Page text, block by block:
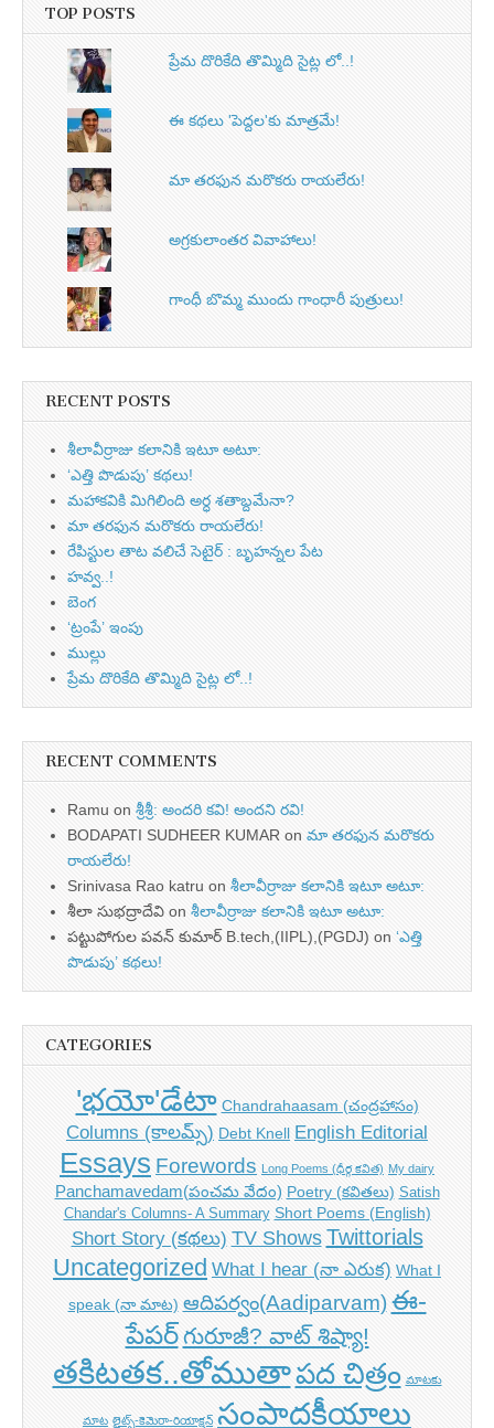
TOP POSTS
ప్రేమ దొరికేది తొమ్మిది సైట్ల లో..!
ఈ కథలు 'పెద్దల'కు మాత్రమే!
మా తరఫున మరొకరు రాయలేరు!
అగ్రకులాంతర వివాహాలు!
గాంధీ బొమ్మ ముందు గాంధారీ పుత్రులు!
RECENT POSTS
శీలావీర్రాజు కలానికి ఇటూ అటూ:
‘ఎత్తి పొడుపు’ కథలు!
మహాకవికి మిగిలింది అర్ధ శతాబ్దమేనా?
మా తరఫున మరొకరు రాయలేరు!
రేపిస్టుల తాట వలిచే సెటైర్ : బృహన్నల పేట
హవ్వ..!
బెంగ
‘ట్రంపే’ ఇంపు
ముల్లు
ప్రేమ దొరికేది తొమ్మిది సైట్ల లో..!
RECENT COMMENTS
Ramu on శ్రీశ్రీ: అందరి కవి! అందని రవి!
BODAPATI SUDHEER KUMAR on మా తరఫున మరొకరు
రాయలేరు!
Srinivasa Rao katru on శీలావీర్రాజు కలానికి ఇటూ అటూ:
శీలా సుభద్రాదేవి on శీలావీర్రాజు కలానికి ఇటూ అటూ:
పట్టుపోగుల పవన్ కుమార్ B.tech,(IIPL),(PGDJ) on ‘ఎత్తి
పొడుపు’ కథలు!
CATEGORIES
'భయో'డేటా Chandrahaasam (చంద్రహాసం)
Columns (కాలమ్స్) Debt Knell English Editorial
Essays Forewords Long Poems (ధీర్గ కవిత) My dairy
Panchamavedam(పంచమ వేదం) Poetry (కవితలు) Satish
Chandar's Columns- A Summary Short Poems (English)
Short Story (కథలు) TV Shows Twittorials
Uncategorized What I hear (నా ఎరుక) What I
speak (నా మాట) ఆదిపర్వం(Aadiparvam) ఈ-
పేపర్గురూజీ? వాట్ శిష్యా!
తకిటతక..తోముతాపద చిత్రం మాటకు
మాట లైట్స్-కెమెరా-రియాక్షన్ సంపాదకీయాలు